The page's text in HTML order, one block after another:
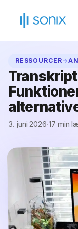
indhold
RESSOURCER→
3. juni 2026·17 min